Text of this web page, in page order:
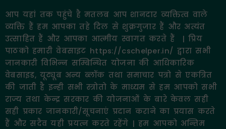
आप यहां तक पहुंचे है मतलब आप शानदार व्यक्तित्व वाले
व्यक्ति हैं हम आपका तहे दिल से शुक्रगुजार हैं और अत्यंत
उत्साहित हैं और आपका आत्मीय स्वागत करते हैं | प्रिय
पाठको हमारी वेबसाइट https://cschelper.in/ द्वारा सभी
जानकारी विभिन्न सम्बिन्धित योजना की आधिकारिक
वेबसाइड, यूट्यूब अन्य ब्लॉक तथा समाचार पत्रो से एकत्रित
की जाती है इन्ही सभी स्त्रोतो के माध्यम से हम आपको सभी
राज्य तथा केन्द्र सरकार की योजनाओं के बारे केवल सही
सही प्रकार जानकारी/सूचनाएं प्रदान कराने का प्रयास करते
हैं और सदैव यही प्रयत्न करते रहेंगे | हम आपको अन्तिम